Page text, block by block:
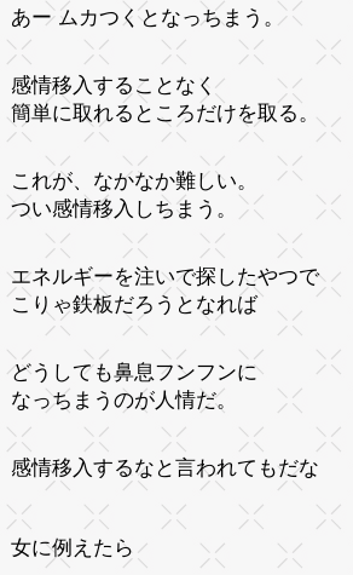
あー ムカつくとなっちまう。
感情移入することなく
簡単に取れるところだけを取る。
これが、なかなか難しい。
つい感情移入しちまう。
エネルギーを注いで探したやつで
こりゃ鉄板だろうとなれば
どうしても鼻息フンフンに
なっちまうのが人情だ。
感情移入するなと言われてもだな
女に例えたら